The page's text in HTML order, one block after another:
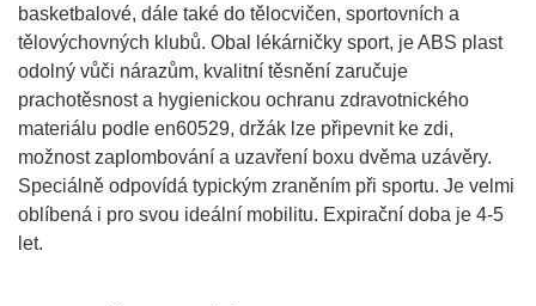
basketbalové, dále také do tělocvičen, sportovních a
tělovýchovných klubů. Obal lékárničky sport, je ABS plast
odolný vůči nárazům, kvalitní těsnění zaručuje
prachotěsnost a hygienickou ochranu zdravotnického
materiálu podle en60529, držák lze připevnit ke zdi,
možnost zaplombování a uzavření boxu dvěma uzávěry.
Speciálně odpovídá typickým zraněním při sportu. Je velmi
oblíbená i pro svou ideální mobilitu. Expirační doba je 4-5
let.